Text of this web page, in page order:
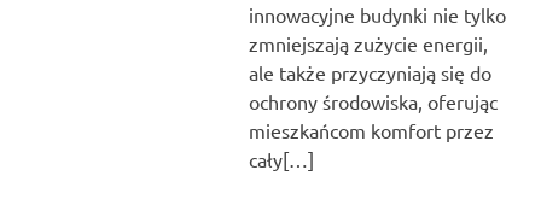
innowacyjne budynki nie tylko
zmniejszają zużycie energii,
ale także przyczyniają się do
ochrony środowiska, oferując
mieszkańcom komfort przez
cały[…]